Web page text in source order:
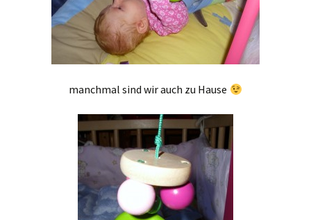
manchmal sind wir auch zu Hause